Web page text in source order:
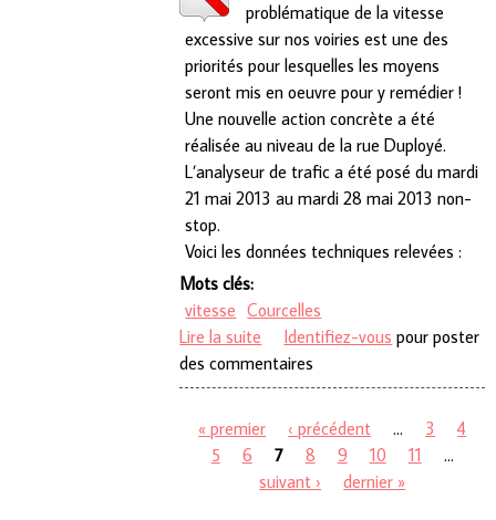
problématique de la vitesse
excessive sur nos voiries est une des
priorités pour lesquelles les moyens
seront mis en oeuvre pour y remédier !
Une nouvelle action concrète a été
réalisée au niveau de la rue Duployé.
L’analyseur de trafic a été posé du mardi
21 mai 2013 au mardi 28 mai 2013 non-
stop.
Voici les données techniques relevées :
Mots clés:
vitesse Courcelles
Lire la suite de La traque à la vitesse se
poursuit sur notre entité…
Identifiez-vous pour poster
des commentaires
Pages
« premier ‹ précédent … 3
4
5
6 7 8 9 10 11
…
suivant ›
dernier »